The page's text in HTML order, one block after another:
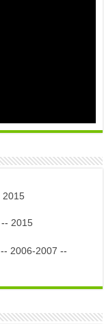
2015
-- 2015
-- 2006-2007 --